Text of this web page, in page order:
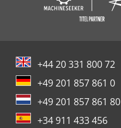
+44 20 331 800 72
+49 201 857 861 0
+49 201 857 861 80
+34 911 433 456